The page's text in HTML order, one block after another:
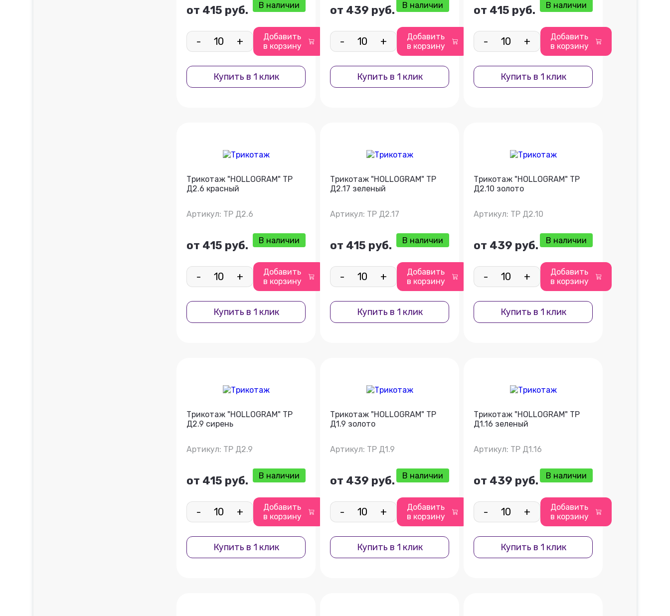
от 415 руб. В наличии
- +
Добавить
в корзину
Купить в 1 клик
от 439 руб. В наличии
- +
Добавить
в корзину
Купить в 1 клик
от 415 руб. В наличии
- +
Добавить
в корзину
Купить в 1 клик
Трикотаж "HOLLOGRAM" ТР
Д2.6 красный
Артикул: ТР Д2.6
от 415 руб. В наличии
- +
Добавить
в корзину
Купить в 1 клик
Трикотаж "HOLLOGRAM" ТР
Д2.17 зеленый
Артикул: ТР Д2.17
от 415 руб. В наличии
- +
Добавить
в корзину
Купить в 1 клик
Трикотаж "HOLLOGRAM" ТР
Д2.10 золото
Артикул: ТР Д2.10
от 439 руб. В наличии
- +
Добавить
в корзину
Купить в 1 клик
Трикотаж "HOLLOGRAM" ТР
Д2.9 сирень
Артикул: ТР Д2.9
от 415 руб. В наличии
- +
Добавить
в корзину
Купить в 1 клик
Трикотаж "HOLLOGRAM" ТР
Д1.9 золото
Артикул: ТР Д1.9
от 439 руб. В наличии
- +
Добавить
в корзину
Купить в 1 клик
Трикотаж "HOLLOGRAM" ТР
Д1.16 зеленый
Артикул: ТР Д1.16
от 439 руб. В наличии
- +
Добавить
в корзину
Купить в 1 клик